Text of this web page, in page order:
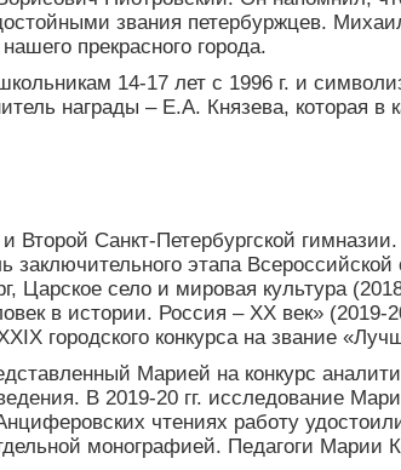
звания петербуржцев.
прекрасного города.
14-17 лет с 1996 г. и
награды – Е.А. Князева, которая
Второй Санкт-Петербургской
этапа
село и мировая культура
в истории. Россия – XX век» (2019-
городского конкурса на звание
Марией на конкурс
В 2019-20 гг. исследование
чтениях работу
монографией. Педагоги